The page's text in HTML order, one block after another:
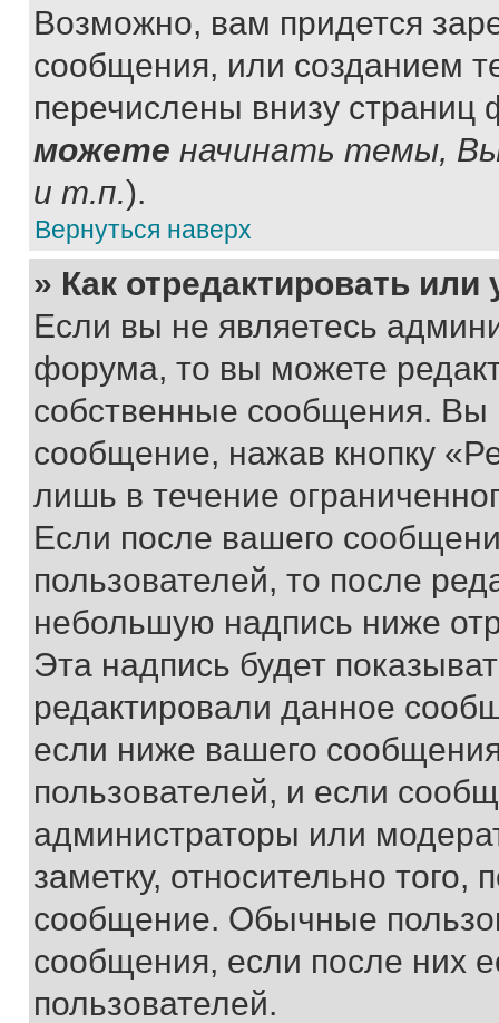
Возможно, вам придется
сообщения, или созданием
перечислены внизу
можете начинать темы,
и т.п.).
Вернуться наверх
» Как отредактировать
Если вы не являетесь
форума, то вы можете
собственные сообщения. Вы
сообщение, нажав кнопку
лишь в течение
Если после вашего
пользователей, то после
небольшую надпись ниже
Эта надпись будет
редактировали данное
если ниже вашего
пользователей, и если
администраторы или
заметку, относительно
сообщение. Обычные
сообщения, если после них
пользователей.